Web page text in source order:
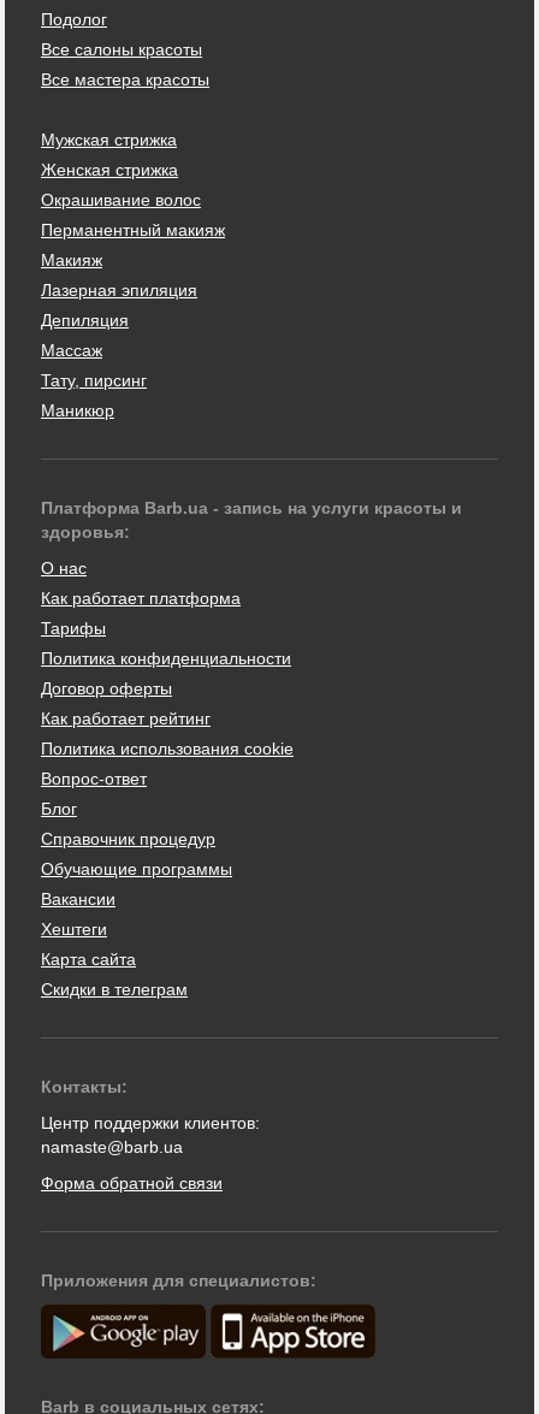
Подолог
Все салоны красоты
Все мастера красоты
Мужская стрижка
Женская стрижка
Окрашивание волос
Перманентный макияж
Макияж
Лазерная эпиляция
Депиляция
Массаж
Тату, пирсинг
Маникюр
Платформа Barb.ua - запись на услуги красоты и
здоровья:
О нас
Как работает платформа
Тарифы
Политика конфиденциальности
Договор оферты
Как работает рейтинг
Политика использования cookie
Вопрос-ответ
Блог
Справочник процедур
Обучающие программы
Вакансии
Хештеги
Карта сайта
Скидки в телеграм
Контакты:
Центр поддержки клиентов:
namaste@barb.ua
Форма обратной связи
Приложения для специалистов:
Barb в социальных сетях: